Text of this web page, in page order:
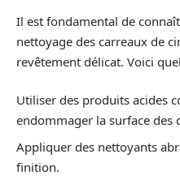
Il est fondamental de
nettoyage des carreaux de
revêtement délicat. Voici
Utiliser des produits acides
endommager la surface des
Appliquer des nettoyants
finition.